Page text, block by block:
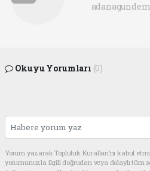
Okuyu Yorumları (0)
Yorum yazarak Topluluk Kuralları’nı kabul
yorumunuzla ilgili doğrudan veya dolaylı tüm